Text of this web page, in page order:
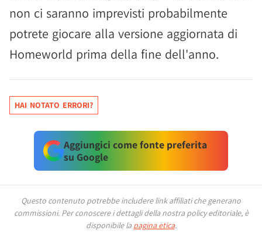
non ci saranno imprevisti probabilmente
potrete giocare alla versione aggiornata di
Homeworld prima della fine dell'anno.
HAI NOTATO ERRORI?
Aggiungici come fonte preferita
su Google
Questo contenuto potrebbe includere link affiliati che generano
commissioni. Per conoscere i dettagli della nostra policy editoriale, è
disponibile la pagina etica.